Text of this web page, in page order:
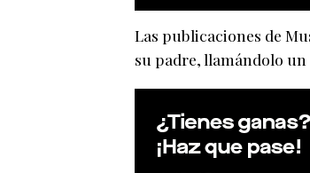
Las publicaciones de
su padre, llamándolo un